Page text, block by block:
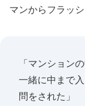
マンからフラッ
「マンション
一緒に中まで
問をされた」